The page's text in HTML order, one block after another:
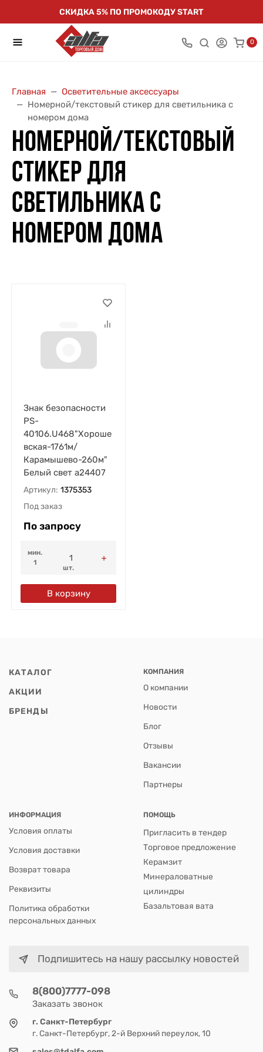
СКИДКА 5% ПО ПРОМОКОДУ START
0
Главная
Осветительные аксессуары
Номерной/текстовый стикер для светильника с
номером дома
НОМЕРНОЙ/ТЕКСТОВЫЙ
СТИКЕР ДЛЯ
СВЕТИЛЬНИКА С
НОМЕРОМ ДОМА
Знак безопасности
PS-
40106.U468"Хороше
вская-1761м/
Карамышево-260м"
Белый свет a24407
Артикул: 1375353
Под заказ
По запросу
мин.
1
шт.
В корзину
КАТАЛОГ
АКЦИИ
БРЕНДЫ
КОМПАНИЯ
О компании
Новости
Блог
Отзывы
Вакансии
Партнеры
ИНФОРМАЦИЯ
Условия оплаты
Условия доставки
Возврат товара
Реквизиты
Политика обработки
персональных данных
ПОМОЩЬ
Пригласить в тендер
Торговое предложение
Керамзит
Минераловатные
цилиндры
Базальтовая вата
Подпишитесь на нашу рассылку новостей
8(800)7777-098
Заказать звонок
г. Санкт-Петербург
г. Санкт-Петербург, 2-й Верхний переулок, 10